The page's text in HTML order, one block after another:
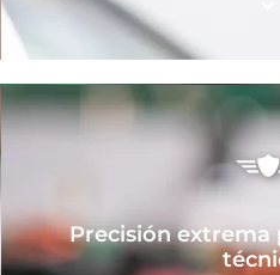
Precisión extrema